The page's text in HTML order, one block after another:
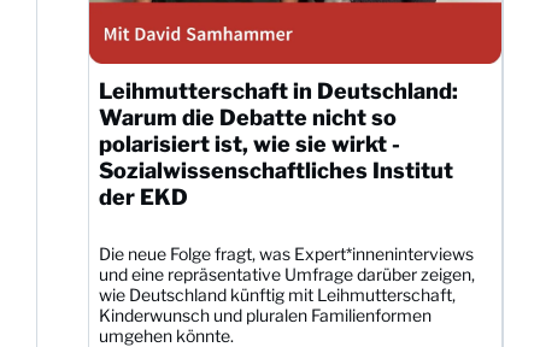
Leihmutterschaft in Deutschland:
Warum die Debatte nicht so
polarisiert ist, wie sie wirkt -
Sozialwissenschaftliches Institut
der EKD
Die neue Folge fragt, was Expert*inneninterviews
und eine repräsentative Umfrage darüber zeigen,
wie Deutschland künftig mit Leihmutterschaft,
Kinderwunsch und pluralen Familienformen
umgehen könnte.